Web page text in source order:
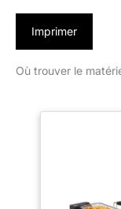
Imprimer
Où trouver le